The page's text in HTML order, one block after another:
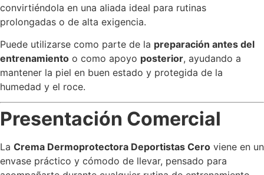
convirtiéndola en una aliada ideal para rutinas
prolongadas o de alta exigencia.
Puede utilizarse como parte de la preparación antes del
entrenamiento o como apoyo posterior, ayudando a
mantener la piel en buen estado y protegida de la
humedad y el roce.
Presentación Comercial
La Crema Dermoprotectora Deportistas Cero viene en un
envase práctico y cómodo de llevar, pensado para